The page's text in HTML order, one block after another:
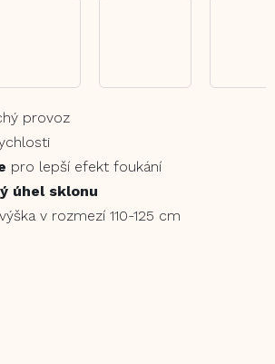
provoz
pro lepší efekt foukání
úhel sklonu
v rozmezí 110-125 cm